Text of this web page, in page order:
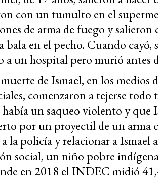
con un tumulto en el
de arma de fuego y
bala en el pecho. Cuando cayó,
un hospital pero murió antes
de Ismael, en los medios
comenzaron a tejerse
un saqueo violento y que
por un proyectil de un arma
la policía y relacionar a Ismael
social, un niño pobre
en 2018 el INDEC midió